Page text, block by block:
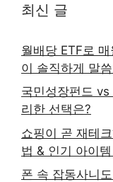
최신 글
월배당 ETF로
이 솔직하게 말
국민성장펀드
리한 선택은?
쇼핑이 곧 재테
법 & 인기 아이
폰 속 잡동사니